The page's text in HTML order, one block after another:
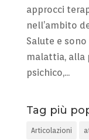
approcci
nell’ambito
Salute e
malattia, alla
psichico,...
Tag più
Articolazioni